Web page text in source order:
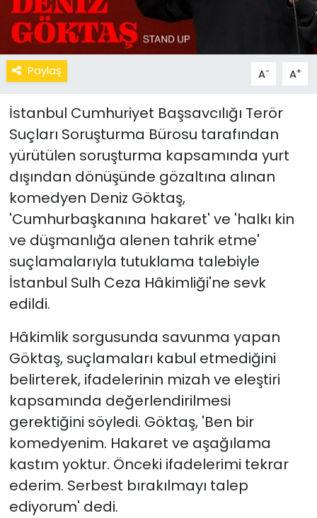
Paylaş A- A+
İstanbul Cumhuriyet Başsavcılığı Terör
Suçları Soruşturma Bürosu tarafından
yürütülen soruşturma kapsamında yurt
dışından dönüşünde gözaltına alınan
komedyen Deniz Göktaş,
'Cumhurbaşkanına hakaret' ve 'halkı kin
ve düşmanlığa alenen tahrik etme'
suçlamalarıyla tutuklama talebiyle
İstanbul Sulh Ceza Hâkimliği'ne sevk
edildi.
Hâkimlik sorgusunda savunma yapan
Göktaş, suçlamaları kabul etmediğini
belirterek, ifadelerinin mizah ve eleştiri
kapsamında değerlendirilmesi
gerektiğini söyledi. Göktaş, 'Ben bir
komedyenim. Hakaret ve aşağılama
kastım yoktur. Önceki ifadelerimi tekrar
ederim. Serbest bırakılmayı talep
ediyorum' dedi.